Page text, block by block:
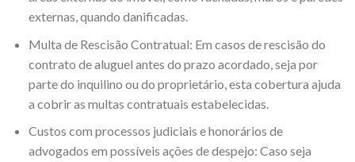
externas, quando danificadas.
Multa de Rescisão Contratual: Em casos de rescisão do
contrato de aluguel antes do prazo acordado, seja por
parte do inquilino ou do proprietário, esta cobertura ajuda
a cobrir as multas contratuais estabelecidas.
Custos com processos judiciais e honorários de
advogados em possíveis ações de despejo: Caso seja